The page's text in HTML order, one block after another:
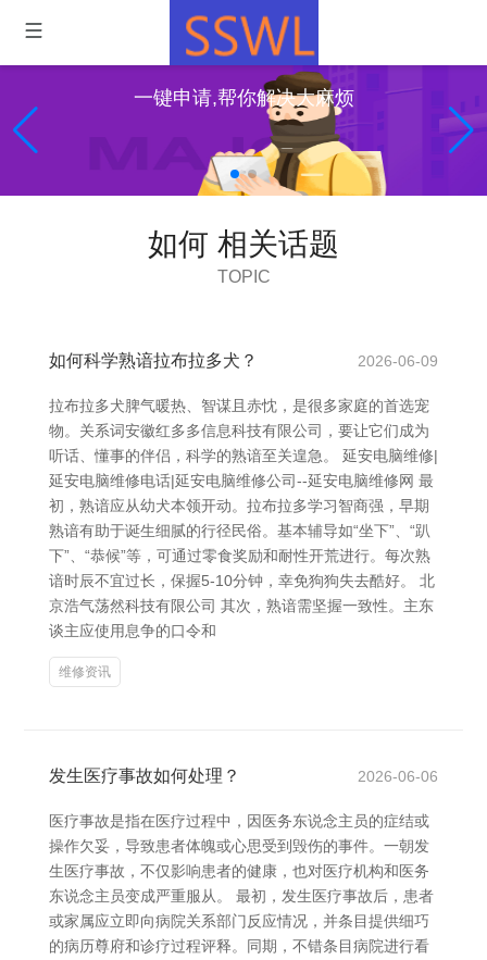
一键申请,帮你解决大麻烦
如何 相关话题
TOPIC
如何科学熟谙拉布拉多犬？ 2026-06-09
拉布拉多犬脾气暖热、智谋且赤忱，是很多家庭的首选宠
物。关系词安徽红多多信息科技有限公司，要让它们成为
听话、懂事的伴侣，科学的熟谙至关遑急。 延安电脑维修|
延安电脑维修电话|延安电脑维修公司--延安电脑维修网 最
初，熟谙应从幼犬本领开动。拉布拉多学习智商强，早期
熟谙有助于诞生细腻的行径民俗。基本辅导如“坐下”、“趴
下”、“恭候”等，可通过零食奖励和耐性开荒进行。每次熟
谙时辰不宜过长，保握5-10分钟，幸免狗狗失去酷好。 北
京浩气荡然科技有限公司 其次，熟谙需坚握一致性。主东
谈主应使用息争的口令和
维修资讯
发生医疗事故如何处理？ 2026-06-06
医疗事故是指在医疗过程中，因医务东说念主员的症结或
操作欠妥，导致患者体魄或心思受到毁伤的事件。一朝发
生医疗事故，不仅影响患者的健康，也对医疗机构和医务
东说念主员变成严重服从。 最初，发生医疗事故后，患者
或家属应立即向病院关系部门反应情况，并条目提供细巧
的病历尊府和诊疗过程评释。同期，不错条目病院进行看